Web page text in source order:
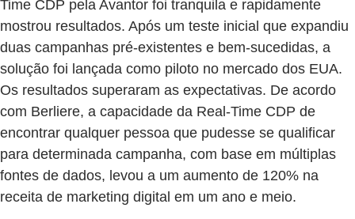
Time CDP pela Avantor foi tranquila e rapidamente
mostrou resultados. Após um teste inicial que expandiu
duas campanhas pré-existentes e bem-sucedidas, a
solução foi lançada como piloto no mercado dos EUA.
Os resultados superaram as expectativas. De acordo
com Berliere, a capacidade da Real-Time CDP de
encontrar qualquer pessoa que pudesse se qualificar
para determinada campanha, com base em múltiplas
fontes de dados, levou a um aumento de 120% na
receita de marketing digital em um ano e meio.